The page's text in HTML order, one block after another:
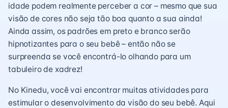
idade podem realmente perceber a cor – mesmo que sua
visão de cores não seja tão boa quanto a sua ainda!
Ainda assim, os padrões em preto e branco serão
hipnotizantes para o seu bebê – então não se
surpreenda se você encontrá-lo olhando para um
tabuleiro de xadrez!
No Kinedu, você vai encontrar muitas atividades para
estimular o desenvolvimento da visão do seu bebê. Aqui